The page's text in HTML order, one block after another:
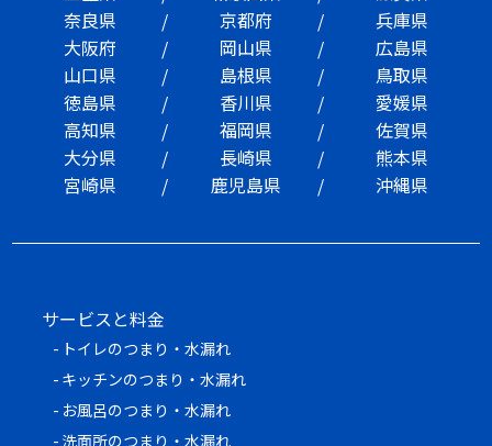
奈良県
京都府
兵庫県
大阪府
岡山県
広島県
山口県
島根県
鳥取県
徳島県
香川県
愛媛県
高知県
福岡県
佐賀県
大分県
長崎県
熊本県
宮崎県
鹿児島県 沖縄県
サービスと料金
トイレのつまり・水漏れ
キッチンのつまり・水漏れ
お風呂のつまり・水漏れ
洗面所のつまり・水漏れ